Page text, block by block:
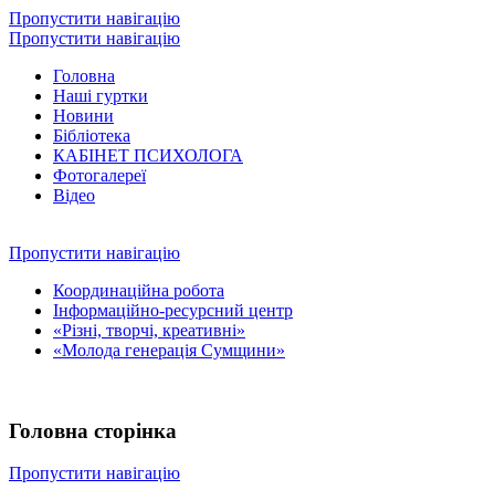
Пропустити навігацію
Пропустити навігацію
Головна
Наші гуртки
Новини
Бібліотека
КАБІНЕТ ПСИХОЛОГА
Фотогалереї
Відео
Пропустити навігацію
Координаційна робота
Інформаційно-ресурсний центр
«Різні, творчі, креативні»
«Молода генерація Сумщини»
Головна сторінка
Пропустити навігацію